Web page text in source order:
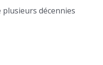
décennies